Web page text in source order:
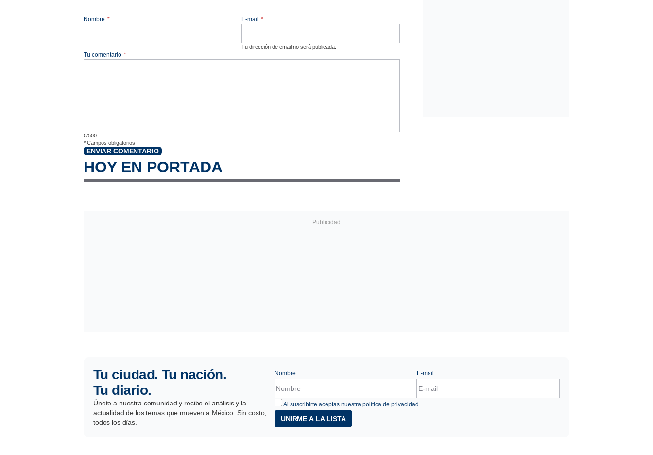
Nombre * E-mail *
Tu dirección de email no será publicada.
Tu comentario *
0/500
* Campos obligatorios
ENVIAR COMENTARIO
HOY EN PORTADA
Tu ciudad. Tu nación.
Tu diario.
Únete a nuestra comunidad y recibe el análisis y la
actualidad de los temas que mueven a México. Sin costo,
todos los días.
Nombre E-mail
Al suscribirte aceptas nuestra política de privacidad
UNIRME A LA LISTA